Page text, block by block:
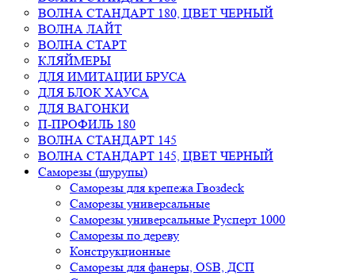
ВОЛНА СТАНДАРТ 180, ЦВЕТ ЧЕРНЫЙ
ВОЛНА ЛАЙТ
ВОЛНА СТАРТ
КЛЯЙМЕРЫ
ДЛЯ ИМИТАЦИИ БРУСА
ДЛЯ БЛОК ХАУСА
ДЛЯ ВАГОНКИ
П-ПРОФИЛЬ 180
ВОЛНА СТАНДАРТ 145
ВОЛНА СТАНДАРТ 145, ЦВЕТ ЧЕРНЫЙ
Саморезы (шурупы)
Саморезы для крепежа Гвозdeck
Саморезы универсальные
Саморезы универсальные Русперт 1000
Саморезы по дереву
Конструкционные
Cаморезы для фанеры, OSB, ДСП